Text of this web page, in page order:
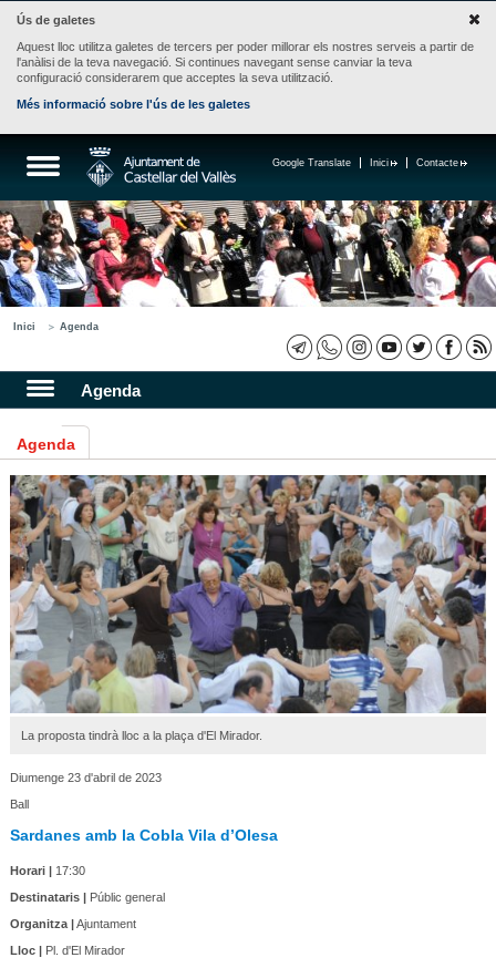
Ús de galetes
Aquest lloc utilitza galetes de tercers per poder millorar els nostres serveis a partir de
l'anàlisi de la teva navegació. Si continues navegant sense canviar la teva
configuració considerarem que acceptes la seva utilització.
Més informació sobre l'ús de les galetes
Contacte
Inici
Google Translate
Inici Agenda
Agenda
Agenda
La proposta tindrà lloc a la plaça d'El Mirador.
Diumenge 23 d'abril de 2023
Ball
Sardanes amb la Cobla Vila d’Olesa
Horari |17:30
Destinataris |Públic general
Organitza |Ajuntament
Lloc |Pl. d'El Mirador